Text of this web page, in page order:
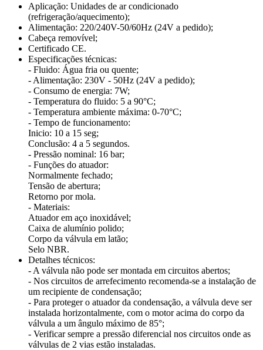
Aplicação: Unidades de ar condicionado
(refrigeração/aquecimento);
Alimentação: 220/240V-50/60Hz (24V a pedido);
Cabeça removível;
Certificado CE.
Especificações técnicas:
- Fluido: Água fria ou quente;
- Alimentação: 230V - 50Hz (24V a pedido);
- Consumo de energia: 7W;
- Temperatura do fluido: 5 a 90°C;
- Temperatura ambiente máxima: 0-70°C;
- Tempo de funcionamento:
Inicio: 10 a 15 seg;
Conclusão: 4 a 5 segundos.
- Pressão nominal: 16 bar;
- Funções do atuador:
Normalmente fechado;
Tensão de abertura;
Retorno por mola.
- Materiais:
Atuador em aço inoxidável;
Caixa de alumínio polido;
Corpo da válvula em latão;
Selo NBR.
Detalhes técnicos:
- A válvula não pode ser montada em circuitos abertos;
- Nos circuitos de arrefecimento recomenda-se a instalação de
um recipiente de condensação;
- Para proteger o atuador da condensação, a válvula deve ser
instalada horizontalmente, com o motor acima do corpo da
válvula a um ângulo máximo de 85°;
- Verificar sempre a pressão diferencial nos circuitos onde as
válvulas de 2 vias estão instaladas.